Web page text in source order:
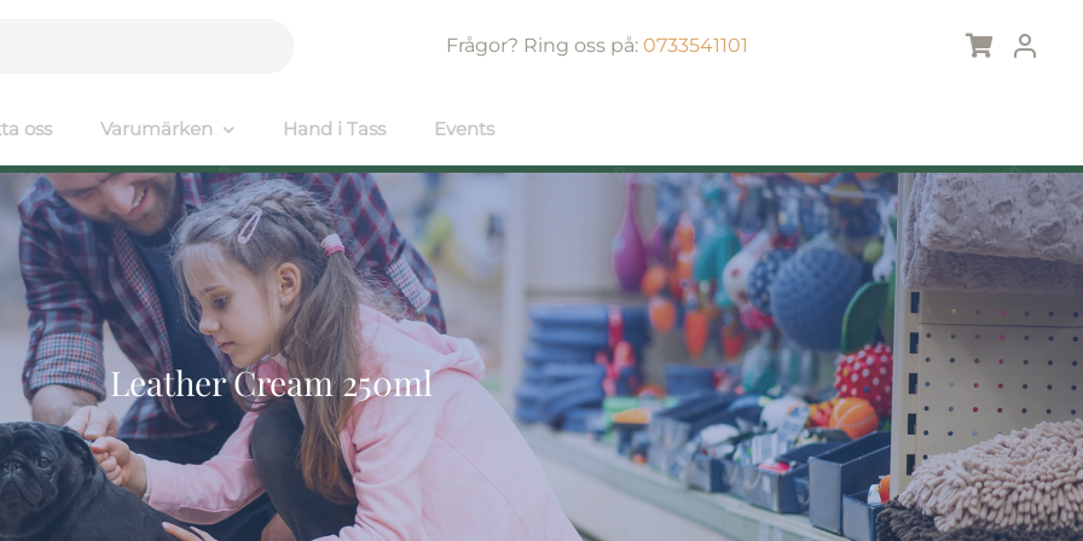
Frågor? Ring oss på: 0733541101
oss Varumärken Hand i Tass Events
Leather Cream 250ml